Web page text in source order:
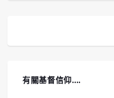
有關基督信仰….